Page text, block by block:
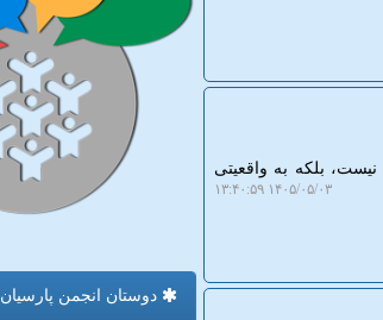
بلکه به واقعیتی
۱۴۰۵/۰۵/۰۳ ۱۳:۴۰:۵۹
دوستان انجمن پارسیان